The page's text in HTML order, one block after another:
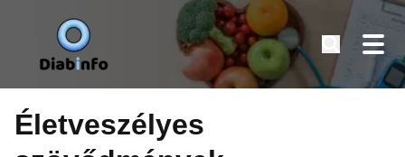
Tovább
tartalomra
Diabinfo.hu – Információk cukorbetegeknek
Életveszélyes